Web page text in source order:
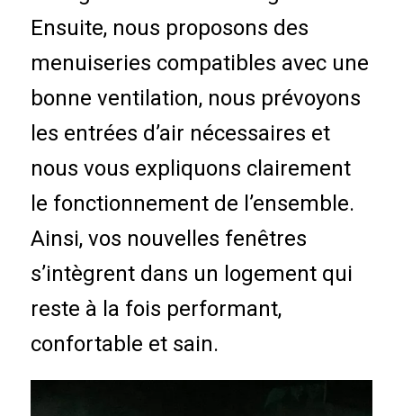
Ensuite, nous proposons des
menuiseries compatibles avec une
bonne ventilation, nous prévoyons
les entrées d’air nécessaires et
nous vous expliquons clairement
le fonctionnement de l’ensemble.
Ainsi, vos nouvelles fenêtres
s’intègrent dans un logement qui
reste à la fois performant,
confortable et sain.